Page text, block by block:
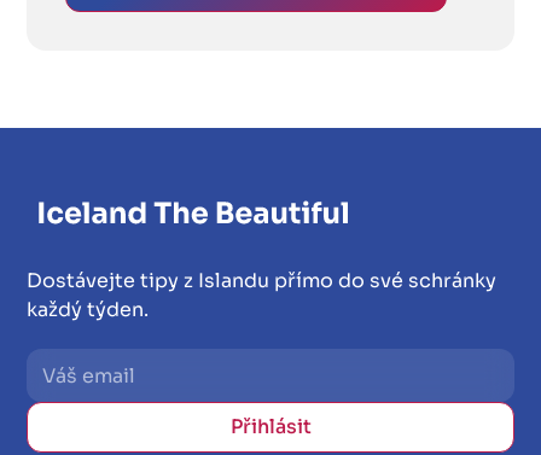
Dostávejte tipy z Islandu přímo do své schránky
každý týden.